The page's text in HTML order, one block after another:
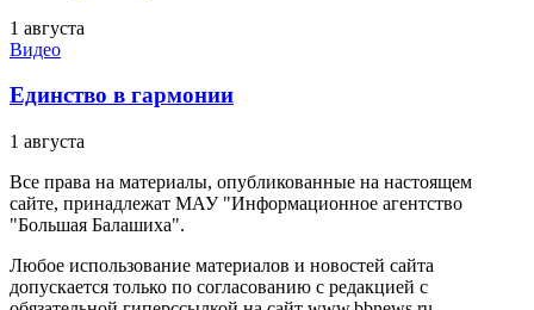
1 августа
Видео
Единство в гармонии
1 августа
Все права на материалы, опубликованные на настоящем
сайте, принадлежат МАУ "Информационное агентство
"Большая Балашиха".
Любое использование материалов и новостей сайта
допускается только по согласованию с редакцией с